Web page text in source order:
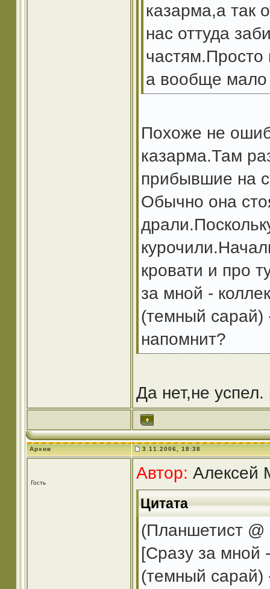
казарма,а так
нас оттуда
частям.Просто
а вообще мало
Похоже не
казарма.Там
прибывшие на
Обычно она
кровати и про
за мной -
(темный сарай)
напомнит?
Да нет,не
Архив 3.11.2006, 18:38
Гость
Автор: Алексей
Цитата
(Планшетист
[Сразу за мной
(темный сарай)